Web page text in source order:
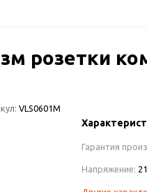
розетки
VLS0601M
Гарантия
Напряжение: